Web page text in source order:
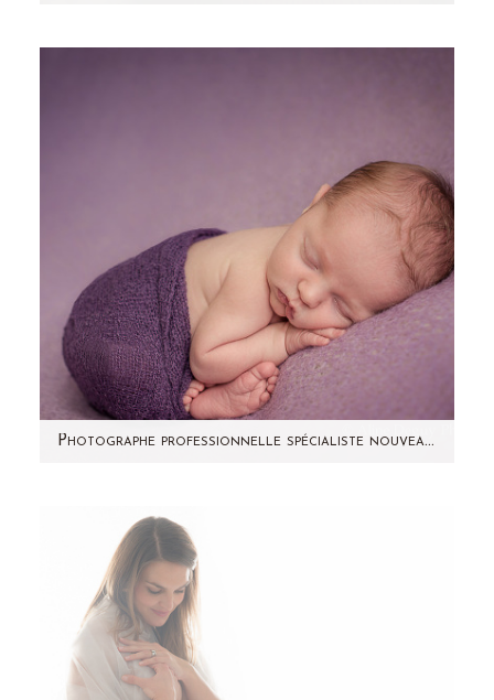
Photographe professionnelle spécialiste nouveau-né – Studio Paris et région Parisienne – Louise
grossesse d'Ophélie, c'est avec beaucoup de
plaisir que j'ai…